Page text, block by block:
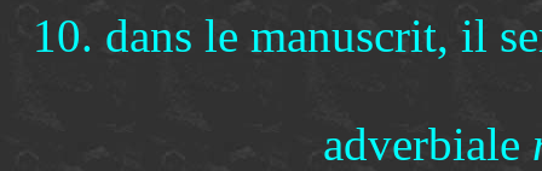
10. dans le manuscrit, il
adverbiale